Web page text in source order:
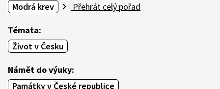
Modrá krev
Přehrát celý pořad
Témata:
Život v Česku
Námět do výuky:
Památky v České republice